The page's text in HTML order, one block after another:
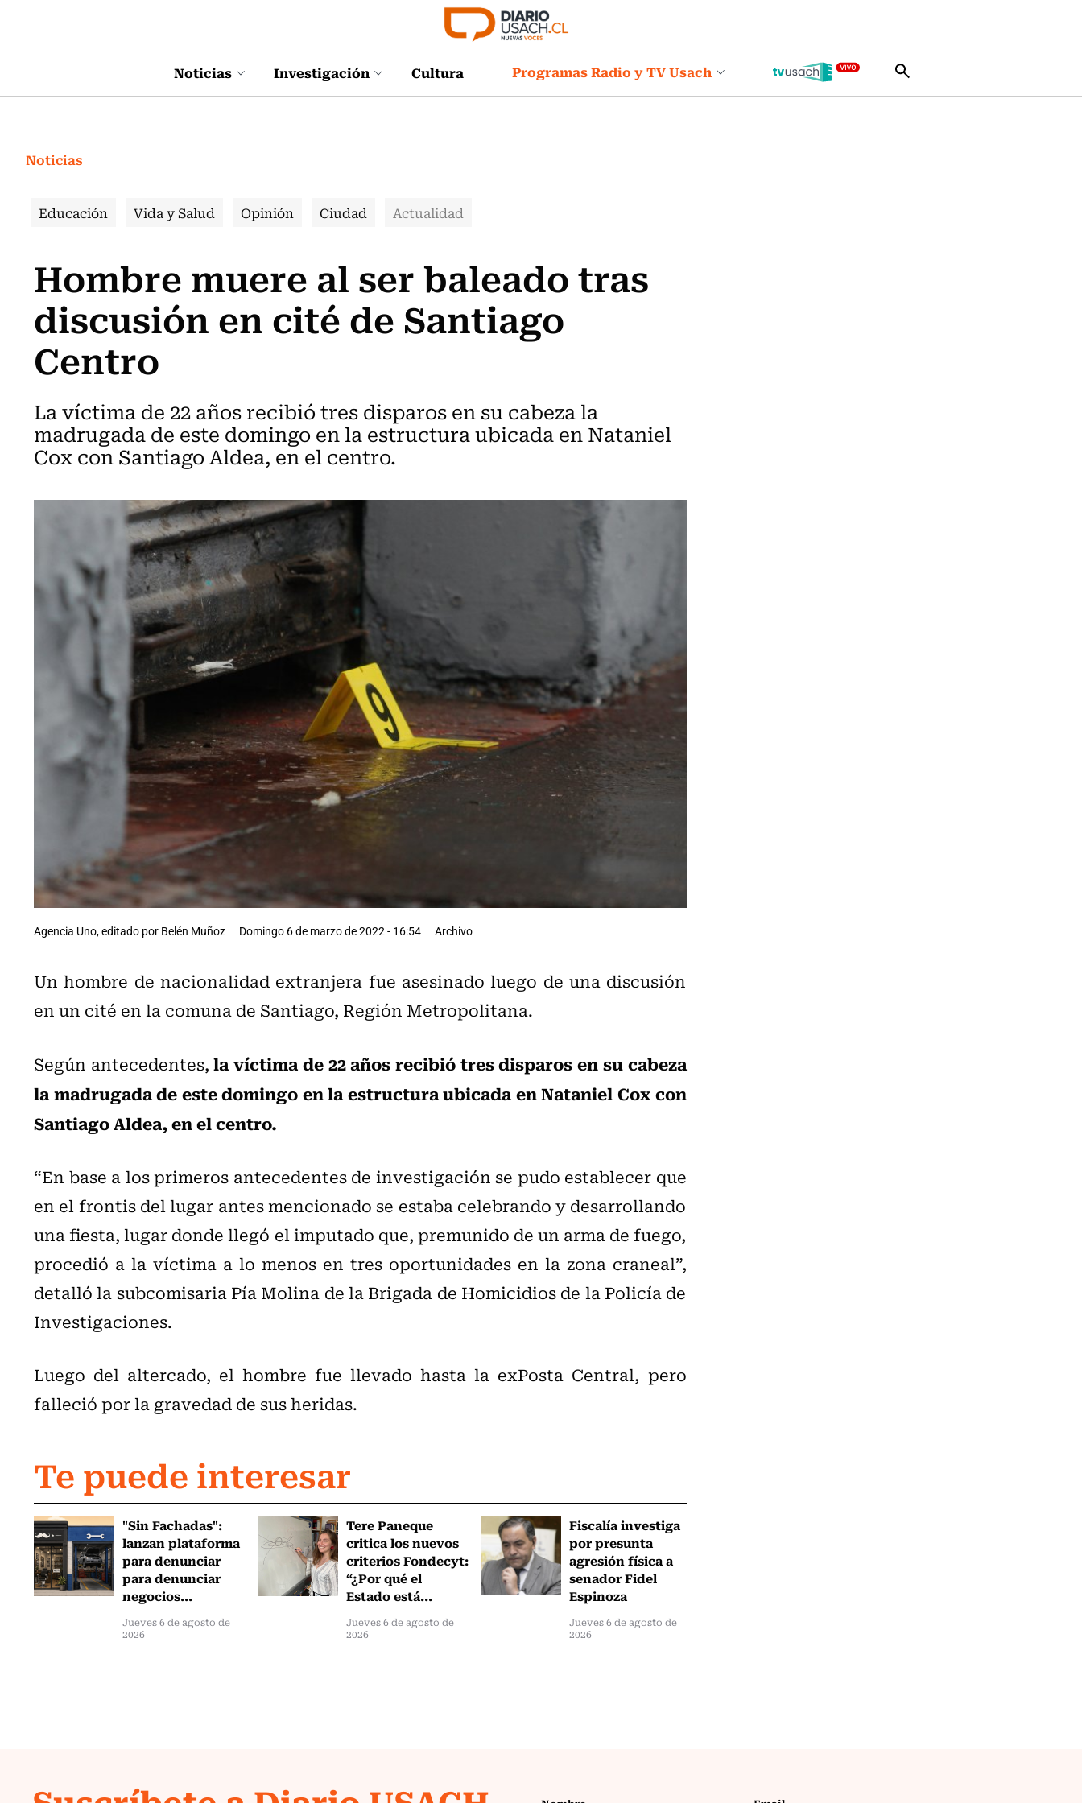
Noticias Investigación Cultura Programas Radio y TV Usach
Noticias
Educación Vida y Salud Opinión Ciudad Actualidad
Hombre muere al ser baleado tras
discusión en cité de Santiago
Centro
La víctima de 22 años recibió tres disparos en su cabeza la
madrugada de este domingo en la estructura ubicada en Nataniel
Cox con Santiago Aldea, en el centro.
Agencia Uno, editado por Belén Muñoz Domingo 6 de marzo de 2022 - 16:54 Archivo
Un hombre de nacionalidad extranjera fue asesinado luego de una discusión
en un cité en la comuna de Santiago, Región Metropolitana.
Según antecedentes,la víctima de 22 años recibió tres disparos en su cabeza
la madrugada de este domingo en la estructura ubicada en Nataniel Cox con
Santiago Aldea, en el centro.
“En base a los primeros antecedentes de investigación se pudo establecer que
en el frontis del lugar antes mencionado se estaba celebrando y desarrollando
una fiesta, lugar donde llegó el imputado que, premunido de un arma de fuego,
procedió a la víctima a lo menos en tres oportunidades en la zona craneal”,
detalló la subcomisaria Pía Molina de la Brigada de Homicidios de la Policía de
Investigaciones.
Luego del altercado, el hombre fue llevado hasta la exPosta Central, pero
falleció por la gravedad de sus heridas.
Te puede interesar
"Sin Fachadas":
lanzan plataforma
para denunciar
para denunciar
negocios...
Jueves 6 de agosto de
2026
Tere Paneque
critica los nuevos
criterios Fondecyt:
“¿Por qué el
Estado está...
Jueves 6 de agosto de
2026
Fiscalía investiga
por presunta
agresión física a
senador Fidel
Espinoza
Jueves 6 de agosto de
2026